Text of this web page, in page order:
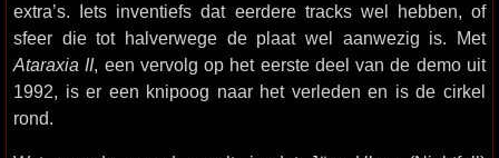
extra’s. Iets inventiefs dat eerdere tracks wel hebben, of
sfeer die tot halverwege de plaat wel aanwezig is. Met
Ataraxia II, een vervolg op het eerste deel van de demo uit
1992, is er een knipoog naar het verleden en is de cirkel
rond.